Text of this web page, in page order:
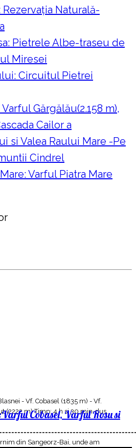
Naturală-
Pietrele Albe-traseu de
Miresei
Circuitul Pietrei
Gărgălău(2.158 m),
Cailor a
si Valea Raului Mare -Pe
Cindrel
Varful Piatra Mare
- Vf. Cobasel (1835 m) - Vf.
(2222 m) Timp: 4 h si 30 min-dus,
din Sangeorz-Bai, unde am
Cobasel, Varful Rosu si